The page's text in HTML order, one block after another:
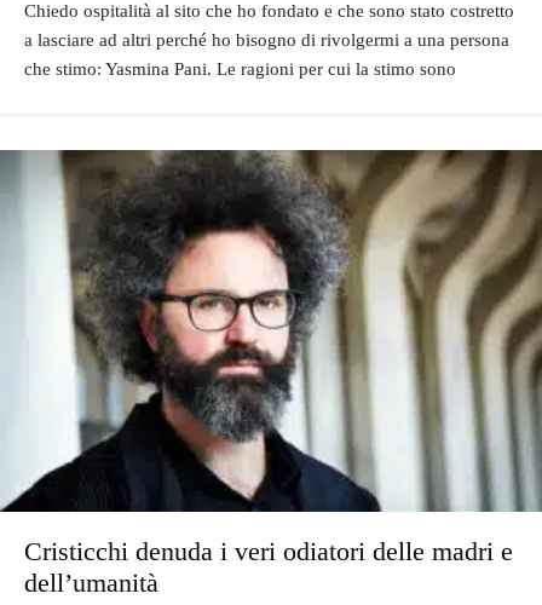
Chiedo ospitalità al sito che ho fondato e che sono stato costretto
a lasciare ad altri perché ho bisogno di rivolgermi a una persona
che stimo: Yasmina Pani. Le ragioni per cui la stimo sono
Cristicchi denuda i veri odiatori delle madri e
dell’umanità